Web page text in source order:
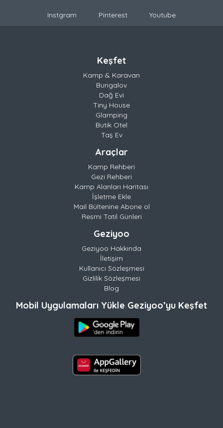
Instgram Pinterest Youtube
Keşfet
Kamp & Karavan
Bungalov
Dağ Evi
Tiny House
Glamping
Butik Otel
Taş Ev
Araçlar
Kamp Rehberi
Gezi Rehberi
Kamp Alanları Haritası
İşletme Ekle
Mail Bültenine Abone ol
Resmi Tatil Günleri
Geziyoo
Geziyoo Hakkında
İletişim
Kullanıcı Sözleşmesi
Gizlilik Sözleşmesi
Blog
Mobil Uygulamaları Yükle Geziyoo’yu Keşfet